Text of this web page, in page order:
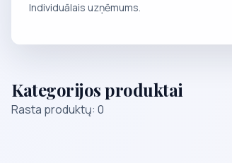
Individuālais uzņēmums.
Kategorijos produktai
Rasta produktų: 0